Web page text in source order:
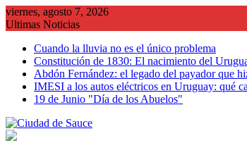
Saltar
al
viernes, agosto 7, 2026
Ultimas Noticias
Cuando la lluvia no es el único problema
Constitución de 1830: El nacimiento del
Abdón Fernández: el legado del payador que
IMESI a los autos eléctricos en Uruguay: qué
19 de Junio "Día de los Abuelos"